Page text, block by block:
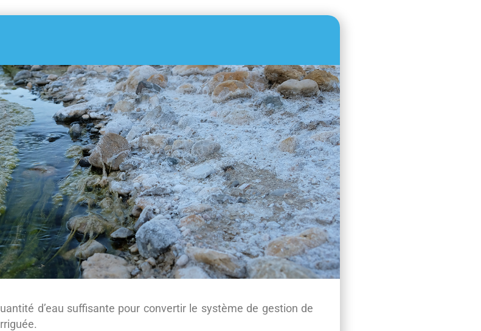
d’eau suffisante pour convertir le système de gestion de